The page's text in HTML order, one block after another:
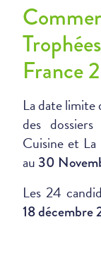
France
La date limite
des
Cuisine et
au 30
Les 24
18 décembre